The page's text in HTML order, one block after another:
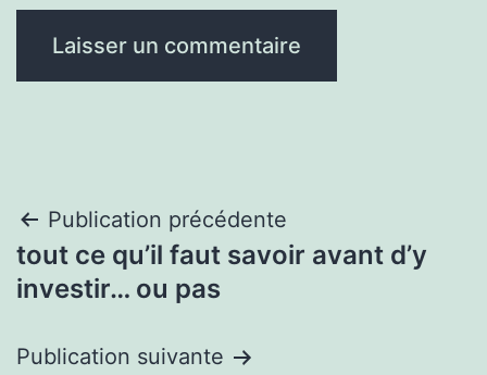
Navigation
de
Publication précédente
tout ce qu’il faut savoir avant d’y
investir… ou pas
Publication suivante